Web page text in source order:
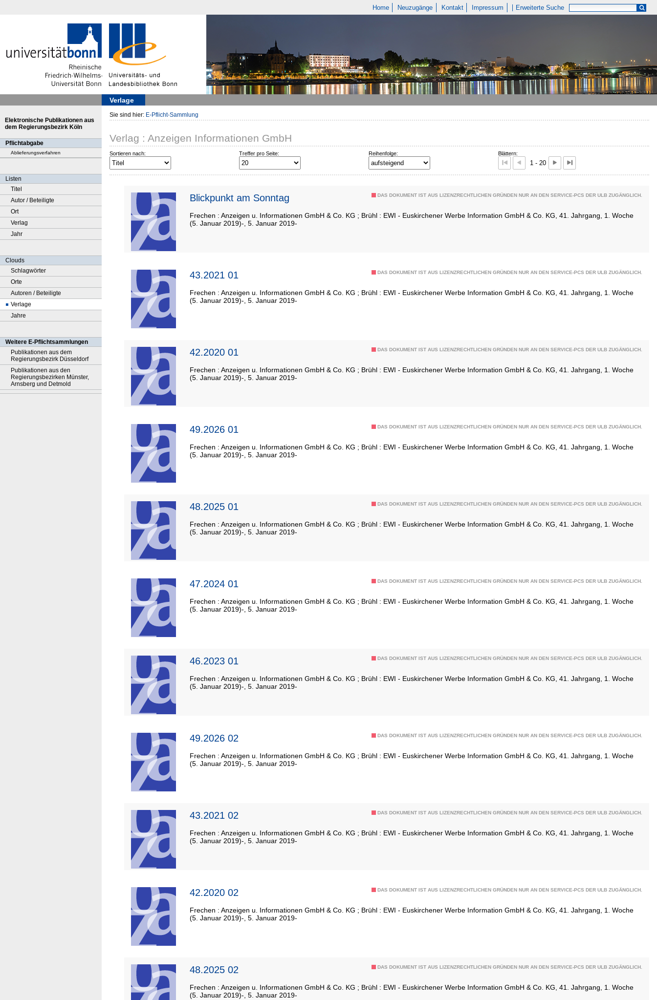
Home Neuzugänge Kontakt Impressum Erweiterte Suche
Verlage
Elektronische Publikationen aus
dem Regierungsbezirk Köln
Pflichtabgabe
Ablieferungsverfahren
Listen
Titel
Autor / Beteiligte
Ort
Verlag
Jahr
Clouds
Schlagwörter
Orte
Autoren / Beteiligte
Verlage
Jahre
Weitere E-Pflichtsammlungen
Publikationen aus dem
Regierungsbezirk Düsseldorf
Publikationen aus den
Regierungsbezirken Münster,
Arnsberg und Detmold
Sie sind hier: E-Pflicht-Sammlung
Verlag : Anzeigen Informationen GmbH
Sortieren nach: Treffer pro Seite: Reihenfolge: Blättern:
1 - 20
DAS DOKUMENT IST AUS LIZENZRECHTLICHEN GRÜNDEN NUR AN DEN SERVICE-PCS DER ULB ZUGÄNGLICH.
Blickpunkt am Sonntag
Frechen : Anzeigen u. Informationen GmbH & Co. KG ; Brühl : EWI - Euskirchener Werbe Information GmbH & Co. KG, 41. Jahrgang, 1. Woche
(5. Januar 2019)-, 5. Januar 2019-
DAS DOKUMENT IST AUS LIZENZRECHTLICHEN GRÜNDEN NUR AN DEN SERVICE-PCS DER ULB ZUGÄNGLICH.
43.2021 01
Frechen : Anzeigen u. Informationen GmbH & Co. KG ; Brühl : EWI - Euskirchener Werbe Information GmbH & Co. KG, 41. Jahrgang, 1. Woche
(5. Januar 2019)-, 5. Januar 2019-
DAS DOKUMENT IST AUS LIZENZRECHTLICHEN GRÜNDEN NUR AN DEN SERVICE-PCS DER ULB ZUGÄNGLICH.
42.2020 01
Frechen : Anzeigen u. Informationen GmbH & Co. KG ; Brühl : EWI - Euskirchener Werbe Information GmbH & Co. KG, 41. Jahrgang, 1. Woche
(5. Januar 2019)-, 5. Januar 2019-
DAS DOKUMENT IST AUS LIZENZRECHTLICHEN GRÜNDEN NUR AN DEN SERVICE-PCS DER ULB ZUGÄNGLICH.
49.2026 01
Frechen : Anzeigen u. Informationen GmbH & Co. KG ; Brühl : EWI - Euskirchener Werbe Information GmbH & Co. KG, 41. Jahrgang, 1. Woche
(5. Januar 2019)-, 5. Januar 2019-
DAS DOKUMENT IST AUS LIZENZRECHTLICHEN GRÜNDEN NUR AN DEN SERVICE-PCS DER ULB ZUGÄNGLICH.
48.2025 01
Frechen : Anzeigen u. Informationen GmbH & Co. KG ; Brühl : EWI - Euskirchener Werbe Information GmbH & Co. KG, 41. Jahrgang, 1. Woche
(5. Januar 2019)-, 5. Januar 2019-
DAS DOKUMENT IST AUS LIZENZRECHTLICHEN GRÜNDEN NUR AN DEN SERVICE-PCS DER ULB ZUGÄNGLICH.
47.2024 01
Frechen : Anzeigen u. Informationen GmbH & Co. KG ; Brühl : EWI - Euskirchener Werbe Information GmbH & Co. KG, 41. Jahrgang, 1. Woche
(5. Januar 2019)-, 5. Januar 2019-
DAS DOKUMENT IST AUS LIZENZRECHTLICHEN GRÜNDEN NUR AN DEN SERVICE-PCS DER ULB ZUGÄNGLICH.
46.2023 01
Frechen : Anzeigen u. Informationen GmbH & Co. KG ; Brühl : EWI - Euskirchener Werbe Information GmbH & Co. KG, 41. Jahrgang, 1. Woche
(5. Januar 2019)-, 5. Januar 2019-
DAS DOKUMENT IST AUS LIZENZRECHTLICHEN GRÜNDEN NUR AN DEN SERVICE-PCS DER ULB ZUGÄNGLICH.
49.2026 02
Frechen : Anzeigen u. Informationen GmbH & Co. KG ; Brühl : EWI - Euskirchener Werbe Information GmbH & Co. KG, 41. Jahrgang, 1. Woche
(5. Januar 2019)-, 5. Januar 2019-
DAS DOKUMENT IST AUS LIZENZRECHTLICHEN GRÜNDEN NUR AN DEN SERVICE-PCS DER ULB ZUGÄNGLICH.
43.2021 02
Frechen : Anzeigen u. Informationen GmbH & Co. KG ; Brühl : EWI - Euskirchener Werbe Information GmbH & Co. KG, 41. Jahrgang, 1. Woche
(5. Januar 2019)-, 5. Januar 2019-
DAS DOKUMENT IST AUS LIZENZRECHTLICHEN GRÜNDEN NUR AN DEN SERVICE-PCS DER ULB ZUGÄNGLICH.
42.2020 02
Frechen : Anzeigen u. Informationen GmbH & Co. KG ; Brühl : EWI - Euskirchener Werbe Information GmbH & Co. KG, 41. Jahrgang, 1. Woche
(5. Januar 2019)-, 5. Januar 2019-
DAS DOKUMENT IST AUS LIZENZRECHTLICHEN GRÜNDEN NUR AN DEN SERVICE-PCS DER ULB ZUGÄNGLICH.
48.2025 02
Frechen : Anzeigen u. Informationen GmbH & Co. KG ; Brühl : EWI - Euskirchener Werbe Information GmbH & Co. KG, 41. Jahrgang, 1. Woche
(5. Januar 2019)-, 5. Januar 2019-